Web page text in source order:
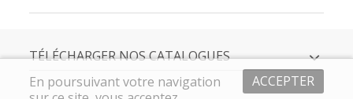
TÉLÉCHARGER NOS CATALOGUES
ACCEPTER
En poursuivant votre navigation